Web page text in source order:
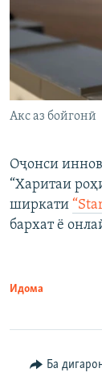
Акс аз бойгонӣ
Оҷонси
“Харитаи
ширкати
бархат ё
Идома
Ба